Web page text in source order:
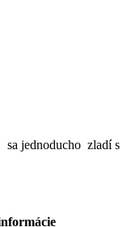
jednoducho zladí